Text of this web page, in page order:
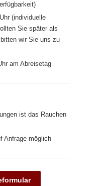
(individuelle
Sie später als
wir Sie uns zu
am Abreisetag
ist das Rauchen
Anfrage möglich